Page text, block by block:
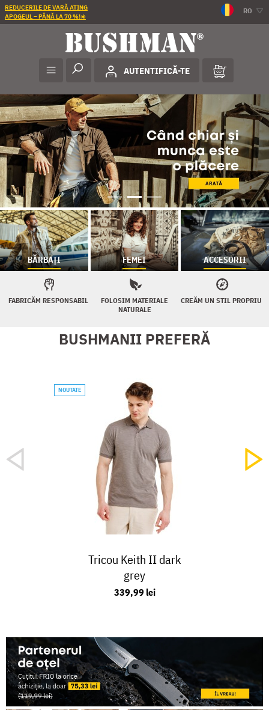
REDUCERILE DE VARĂ ATING
APOGEUL – PÂNĂ LA 70 %!☀️
RO
AUTENTIFICĂ-TE
BĂRBAȚI FEMEI ACCESORII
FABRICĂM RESPONSABIL
FOLOSIM MATERIALE
NATURALE
CREĂM UN STIL PROPRIU
BUSHMANII PREFERĂ
NOUTATE
Tricou Keith II dark
grey
339,99 lei